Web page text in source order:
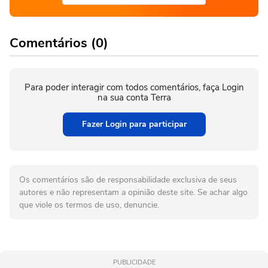
Comentários (0)
Para poder interagir com todos comentários, faça Login
na sua conta Terra
Fazer Login para participar
Os comentários são de responsabilidade exclusiva de seus
autores e não representam a opinião deste site. Se achar algo
que viole os termos de uso, denuncie.
PUBLICIDADE